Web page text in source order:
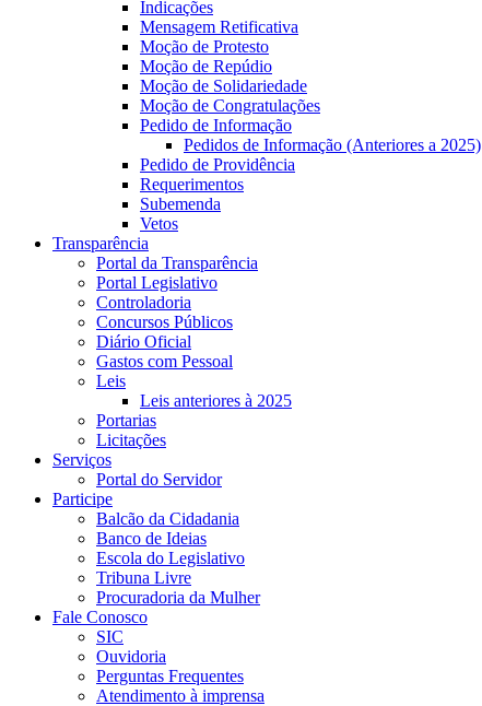
Indicações
Mensagem Retificativa
Moção de Protesto
Moção de Repúdio
Moção de Solidariedade
Moção de Congratulações
Pedido de Informação
Pedidos de Informação (Anteriores a 2025)
Pedido de Providência
Requerimentos
Subemenda
Vetos
Transparência
Portal da Transparência
Portal Legislativo
Controladoria
Concursos Públicos
Diário Oficial
Gastos com Pessoal
Leis
Leis anteriores à 2025
Portarias
Licitações
Serviços
Portal do Servidor
Participe
Balcão da Cidadania
Banco de Ideias
Escola do Legislativo
Tribuna Livre
Procuradoria da Mulher
Fale Conosco
SIC
Ouvidoria
Perguntas Frequentes
Atendimento à imprensa